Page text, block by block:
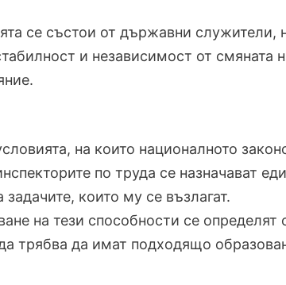
се състои от държавни служители,
и независимост от смяната
на които националното
по труда се назначават
които му се възлагат.
на тези способности се определят
трябва да имат подходящо